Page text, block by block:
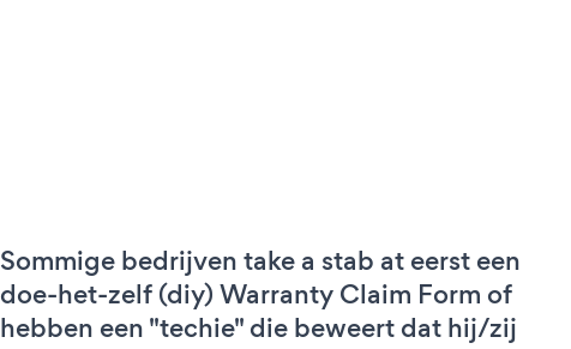
Sommige bedrijven take a stab at eerst een
doe-het-zelf (diy) Warranty Claim Form of
hebben een "techie" die beweert dat hij/zij